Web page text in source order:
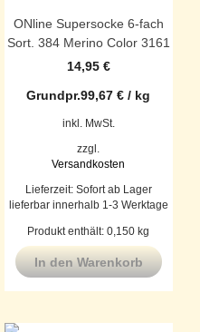
ONline Supersocke 6-fach
Sort. 384 Merino Color 3161
14,95 €
Grundpr.99,67€ / kg
inkl. MwSt.
zzgl.
Versandkosten
Lieferzeit: Sofort ab Lager
lieferbar innerhalb 1-3 Werktage
Produkt enthält: 0,150kg
In den Warenkorb